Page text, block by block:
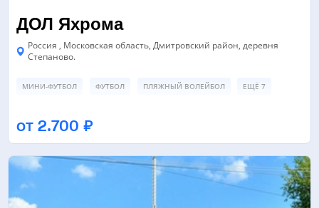
ДОЛ Яхрома
Россия , Московская область, Дмитровский район, деревня
Степаново.
МИНИ-ФУТБОЛ ФУТБОЛ ПЛЯЖНЫЙ ВОЛЕЙБОЛ ЕЩЁ 7
ПЛЯЖНЫЙ ВОЛЕЙБОЛ
от 2.700 ₽